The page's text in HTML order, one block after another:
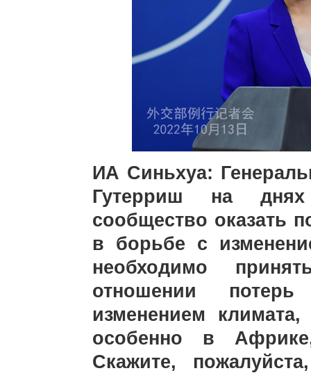
ИА Синьхуа:
Гутерриш на днях
сообщество оказать
в борьбе с
необходимо
отношении
изменением
особенно в
Скажите,